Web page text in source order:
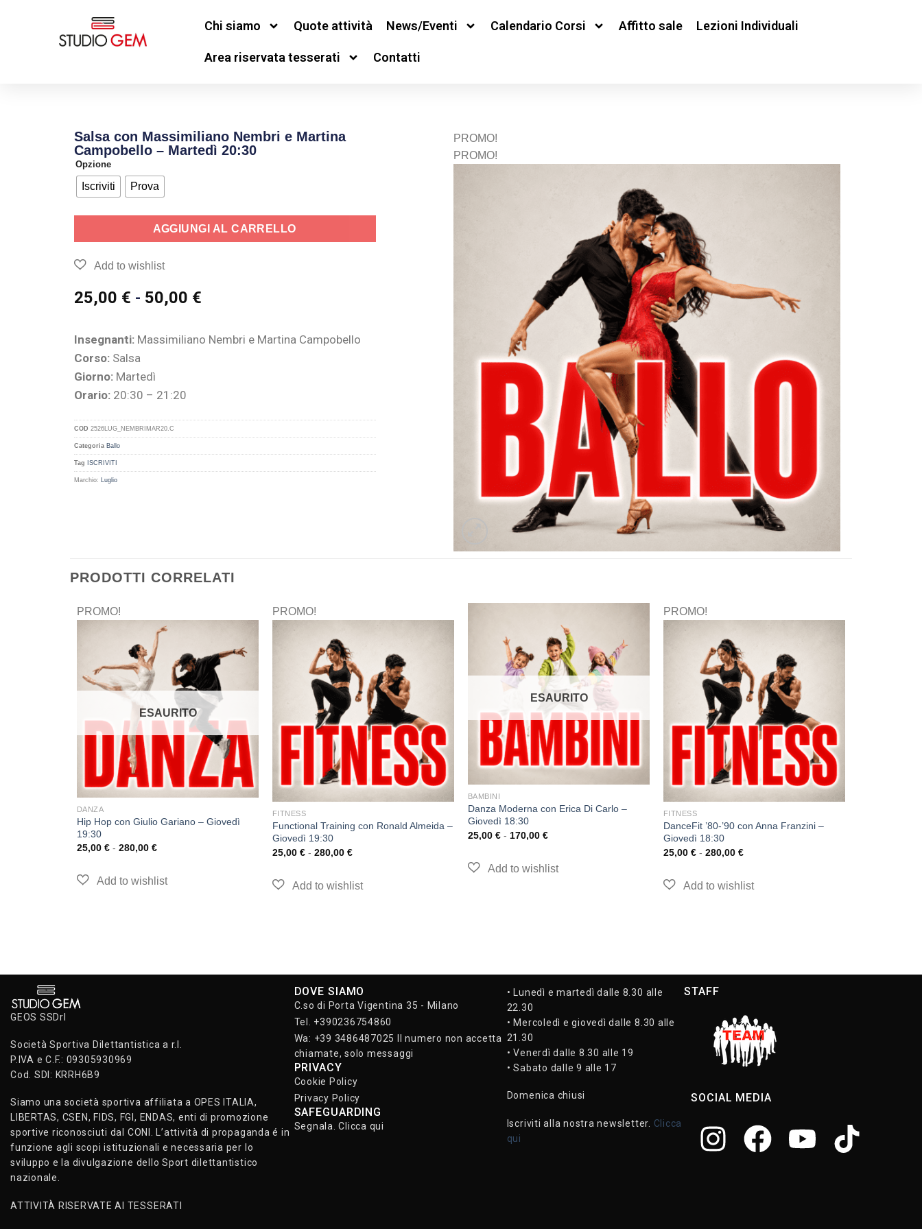
Chi siamo Quote attività News/Eventi Calendario Corsi Affitto sale Lezioni Individuali
Area riservata tesserati Contatti
Salsa con Massimiliano Nembri e Martina
Campobello – Martedì 20:30
Opzione
Iscriviti Prova
AGGIUNGI AL CARRELLO
25,00 € - 50,00 €
Insegnanti:Massimiliano Nembri e Martina Campobello
Corso:Salsa
Giorno:Martedì
Orario:20:30 – 21:20
COD 2526LUG_NEMBRIMAR20.C
Categoria Ballo
Tag ISCRIVITI
Marchio: Luglio
PROMO!
PROMO!
PRODOTTI CORRELATI
PROMO!
ESAURITO
DANZA
Hip Hop con Giulio Gariano – Giovedì
19:30
25,00 € - 280,00 €
PROMO!
FITNESS
Functional Training con Ronald Almeida –
Giovedì 19:30
25,00 € - 280,00 €
ESAURITO
BAMBINI
Danza Moderna con Erica Di Carlo –
Giovedì 18:30
25,00 € - 170,00 €
PROMO!
FITNESS
DanceFit ’80-’90 con Anna Franzini –
Giovedì 18:30
25,00 € - 280,00 €
GEOS SSDrl
Società Sportiva Dilettantistica a r.l.
P.IVA e C.F.: 09305930969
Cod. SDI: KRRH6B9
Siamo una società sportiva affiliata a OPES ITALIA,
LIBERTAS, CSEN, FIDS, FGI, ENDAS, enti di promozione
sportive riconosciuti dal CONI. L’attività di propaganda é in
funzione agli scopi istituzionali e necessaria per lo
sviluppo e la divulgazione dello Sport dilettantistico
nazionale.
ATTIVITÀ RISERVATE AI TESSERATI
DOVE SIAMO
C.so di Porta Vigentina 35 - Milano
Tel. +390236754860
Wa: +39 3486487025 Il numero non accetta
chiamate, solo messaggi
PRIVACY
Cookie Policy
Privacy Policy
SAFEGUARDING
Segnala. Clicca qui
• Lunedì e martedì dalle 8.30 alle
22.30
• Mercoledì e giovedì dalle 8.30 alle
21.30
• Venerdì dalle 8.30 alle 19
• Sabato dalle 9 alle 17
Domenica chiusi
Iscriviti alla nostra newsletter. Clicca
qui
STAFF
SOCIAL MEDIA